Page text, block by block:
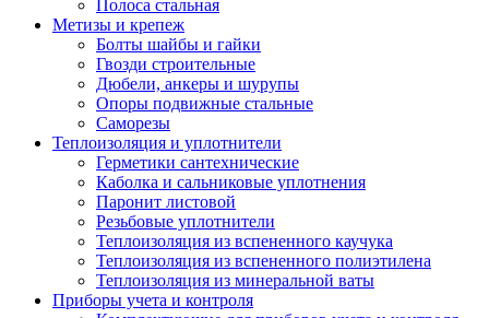
Полоса стальная
Метизы и крепеж
Болты шайбы и гайки
Гвозди строительные
Дюбели, анкеры и шурупы
Опоры подвижные стальные
Саморезы
Теплоизоляция и уплотнители
Герметики сантехнические
Каболка и сальниковые уплотнения
Паронит листовой
Резьбовые уплотнители
Теплоизоляция из вспененного каучука
Теплоизоляция из вспененного полиэтилена
Теплоизоляция из минеральной ваты
Приборы учета и контроля